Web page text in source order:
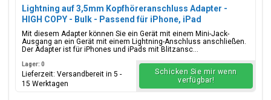
Lightning auf 3,5mm Kopfhöreranschluss Adapter -
HIGH COPY - Bulk - Passend für iPhone, iPad
Mit diesem Adapter können Sie ein Gerät mit einem Mini-Jack-
Ausgang an ein Gerät mit einem Lightning-Anschluss anschließen.
Der Adapter ist für iPhones und iPads mit Blitzansc...
Lager: 0
Lieferzeit: Versandbereit in 5 -
15 Werktagen
Schicken Sie mir wenn
verfügbar!